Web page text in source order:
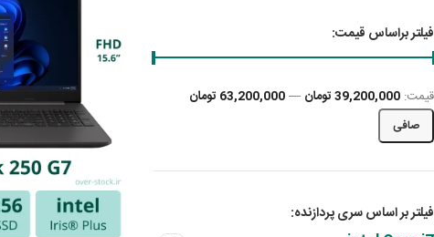
فیلتر براساس قیمت:
صافی
قيمت: 39,200,000 تومان —63,200,000 تومان
فیلتر بر اساس سری پردازنده: